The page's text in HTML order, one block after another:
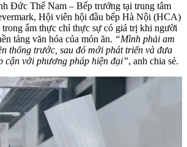
Đức Thế Nam – Bếp trưởng tại trung tâm
Hội viên hội đầu bếp Hà Nội (HCA)
trong ẩm thực chỉ thực sự có giá trị khi người
tảng văn hóa của món ăn. “Mình phải am
thống trước, sau đó mới phát triển và đưa
cận với phương pháp hiện đại”, anh chia sẻ.